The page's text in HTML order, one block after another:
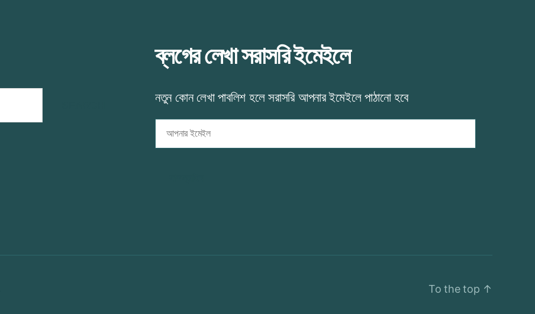
ব্লগের লেখা সরাসরি ইমেইলে
নতুন কোন লেখা পাবলিশ হলে সরাসরি আপনার ইমেইলে পাঠানো হবে
ইমেইল
To the top ↑